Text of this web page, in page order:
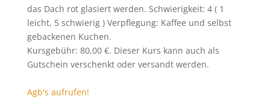
das Dach rot glasiert werden. Schwierigkeit: 4 ( 1
leicht, 5 schwierig ) Verpflegung: Kaffee und selbst
gebackenen Kuchen.
Kursgebühr: 80,00 €. Dieser Kurs kann auch als
Gutschein verschenkt oder versandt werden.
Agb's aufrufen!